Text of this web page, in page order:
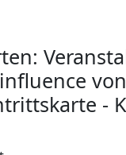
-